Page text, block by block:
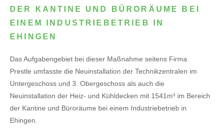
DER KANTINE UND BÜRORÄUME BEI
EINEM INDUSTRIEBETRIEB IN
EHINGEN
Das Aufgabengebiet bei dieser Maßnahme seitens Firma
Prestle umfasste die Neuinstallation der Technikzentralen im
Untergeschoss und 3. Obergeschoss als auch die
Neuinstallation der Heiz- und Kühldecken mit 1541m³ im Bereich
der Kantine und Büroräume bei einem Industriebetrieb in
Ehingen.